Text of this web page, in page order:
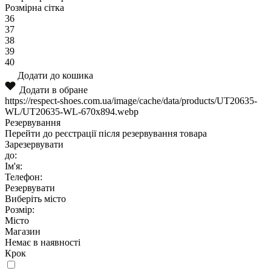
Розмірна сітка
36
37
38
39
40
Додати до кошика
Додати в обране
https://respect-shoes.com.ua/image/cache/data/products/UT20635-
WL/UT20635-WL-670x894.webp
Резервування
Перейти до реєстрації після резервування товара
Зарезервувати
до:
Ім'я:
Телефон:
Резервувати
Виберіть місто
Розмір:
Місто
Магазин
Немає в наявності
Крок